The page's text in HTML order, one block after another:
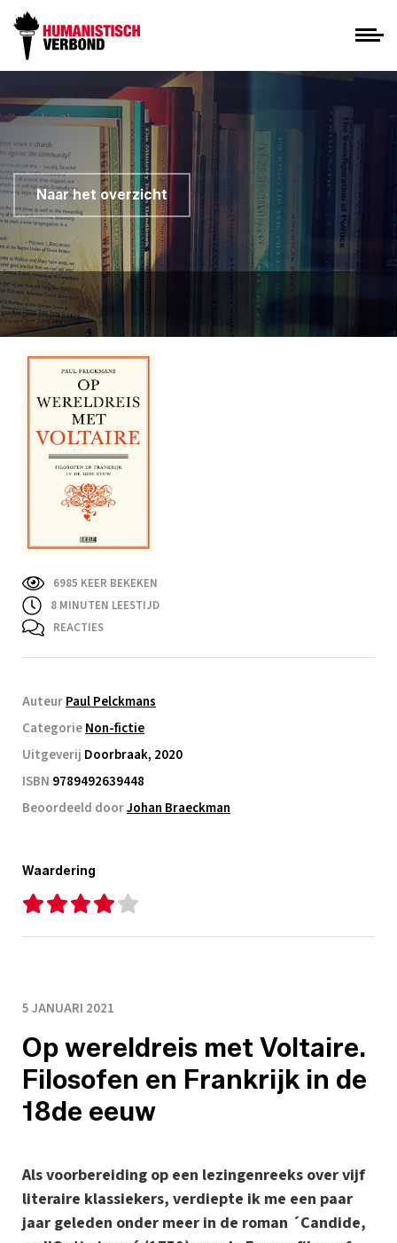
Naar het overzicht
6985 KEER BEKEKEN
8 MINUTEN LEESTIJD
REACTIES
AuteurPaul Pelckmans
CategorieNon-fictie
Uitgeverij Doorbraak, 2020
ISBN 9789492639448
Beoordeeld doorJohan Braeckman
Waardering
5 JANUARI 2021
Op wereldreis met Voltaire.
Filosofen en Frankrijk in de
18de eeuw
Als voorbereiding op een lezingenreeks over vijf
literaire klassiekers, verdiepte ik me een paar
jaar geleden onder meer in de roman ´Candide,